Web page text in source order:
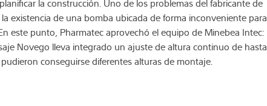
la construcción. Uno de los problemas del fabricante de
existencia de una bomba ubicada de forma inconveniente para
este punto, Pharmatec aprovechó el equipo de Minebea Intec:
Novego lleva integrado un ajuste de altura continuo de hasta
conseguirse diferentes alturas de montaje.